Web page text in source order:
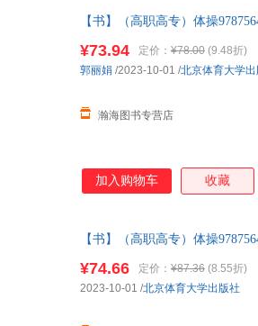
【书】（高职高专）体操
¥73.94 定价： ¥78.00 (9.48折)
瀚海图书专营店
郭丽娟 /2023-10-01 /北京体育大学
加入购物车 收藏
【书】（高职高专）体操
¥74.66 定价： ¥87.36 (8.55折)
2023-10-01 /北京体育大学出版社